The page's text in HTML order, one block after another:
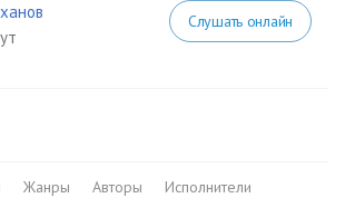
Слушать онлайн
Жанры Авторы
Исполнители